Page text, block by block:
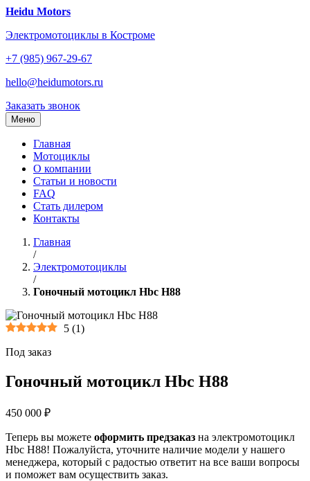
Перейти
содержанию
Heidu Motors
Электромотоциклы в Костроме
+7 (985) 967-29-67
hello@heidumotors.ru
Заказать звонок
Меню
Главная
Мотоциклы
О компании
Статьи и новости
FAQ
Стать дилером
Контакты
Главная
/
Электромотоциклы
/
Гоночный мотоцикл Hbc H88
5 (1)
Под заказ
Гоночный мотоцикл Hbc H88
450 000 ₽
Теперь вы можете оформить предзаказ на электромотоцикл
Hbc H88! Пожалуйста, уточните наличие модели у нашего
менеджера, который с радостью ответит на все ваши вопросы
и поможет вам осуществить заказ.